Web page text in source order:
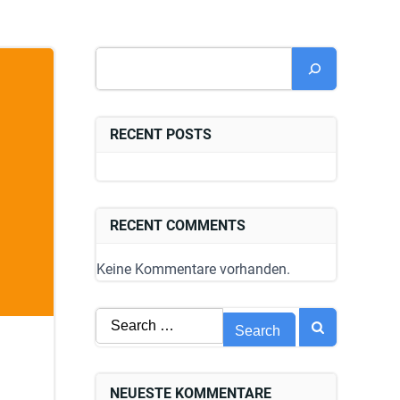
RECENT POSTS
RECENT COMMENTS
Keine Kommentare vorhanden.
Search
for:
NEUESTE KOMMENTARE